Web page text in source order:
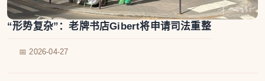
“形势复杂”：老牌书店Gibert将申请司法重整
📅 2026-04-27